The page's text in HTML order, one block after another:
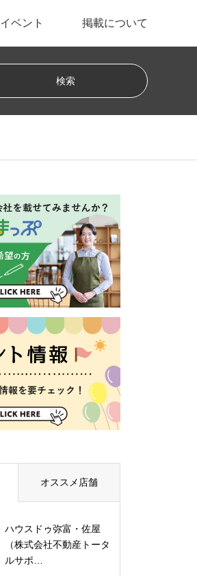
イベント 掲載について
オススメ店舗
ハウスドゥ弥富・佐屋
（株式会社不動産トータ
ルサポ…